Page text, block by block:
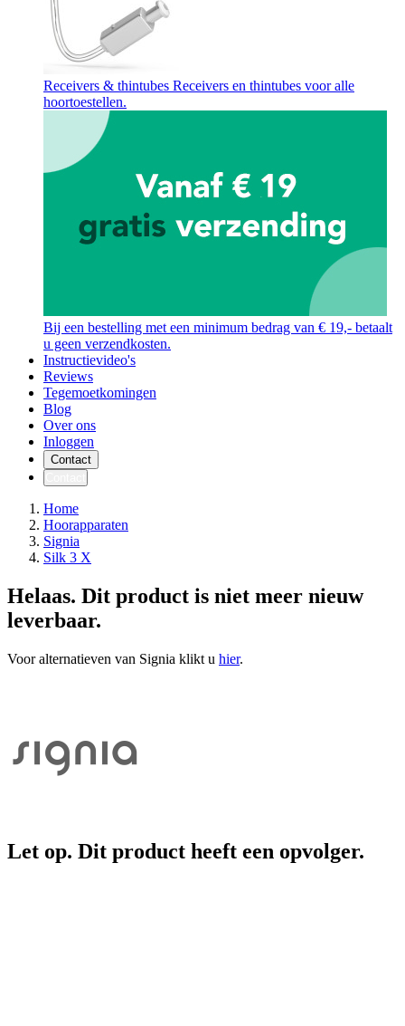
Receivers & thintubes Receivers en thintubes voor alle
hoortoestellen.
Bij een bestelling met een minimum bedrag van € 19,- betaalt
u geen verzendkosten.
Instructievideo's
Reviews
Tegemoetkomingen
Blog
Over ons
Inloggen
Contact
Home
Hoorapparaten
Signia
Silk 3 X
Helaas. Dit product is niet meer nieuw
leverbaar.
Voor alternatieven van Signia klikt u hier.
Let op. Dit product heeft een opvolger.